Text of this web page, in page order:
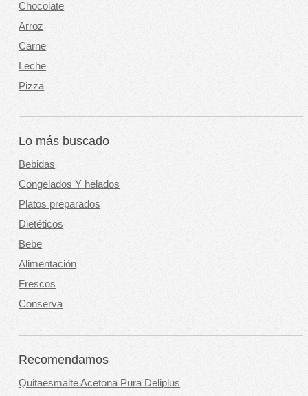
Chocolate
Arroz
Carne
Leche
Pizza
Lo más buscado
Bebidas
Congelados Y helados
Platos preparados
Dietéticos
Bebe
Alimentación
Frescos
Conserva
Recomendamos
Quitaesmalte Acetona Pura Deliplus